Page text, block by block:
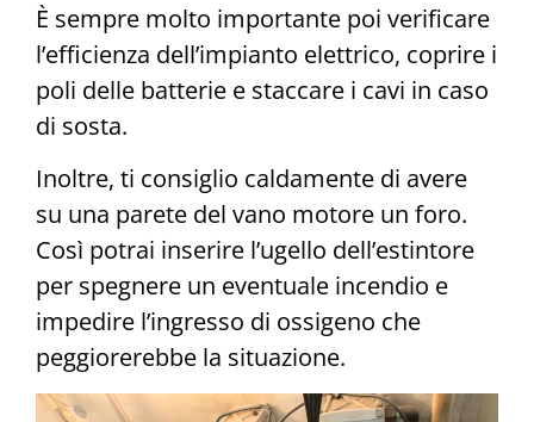
È sempre molto importante poi verificare
l’efficienza dell’impianto elettrico, coprire i
poli delle batterie e staccare i cavi in caso
di sosta.
Inoltre, ti consiglio caldamente di avere
su una parete del vano motore un foro.
Così potrai inserire l’ugello dell’estintore
per spegnere un eventuale incendio e
impedire l’ingresso di ossigeno che
peggiorerebbe la situazione.